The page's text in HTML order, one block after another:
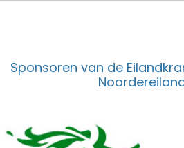
Sponsoren van de